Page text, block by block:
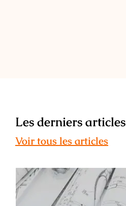
Les derniers articles
Voir tous les articles